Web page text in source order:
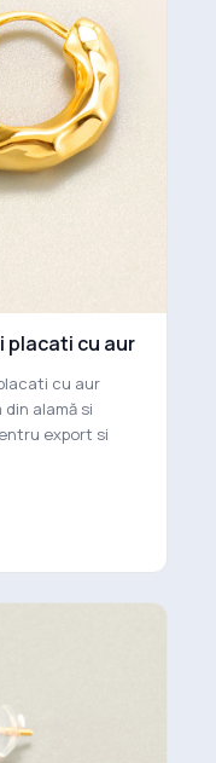
placati cu aur
cu aur
alamă si
export si